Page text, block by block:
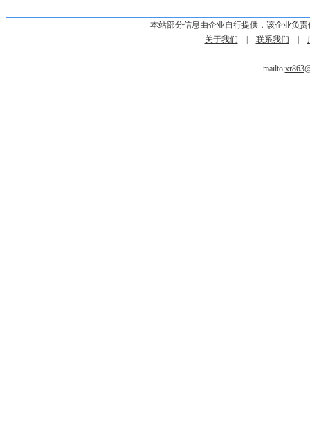
本站部分信息由企业自行提供，该企业负
关于我们
联系我们
mailto: